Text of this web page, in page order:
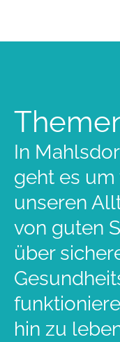
In
geht es um
unseren
von guten
über
hin zu